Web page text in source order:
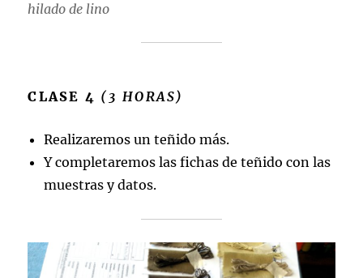
hilado de lino
CLASE 4 (3 HORAS)
Realizaremos un teñido más.
Y completaremos las fichas de teñido con las
muestras y datos.